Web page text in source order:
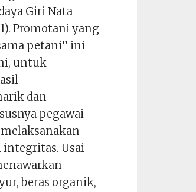
Giri Nata
Promotani yang
petani” ini
untuk
dan
pegawai
integritas. Usai
beras organik,